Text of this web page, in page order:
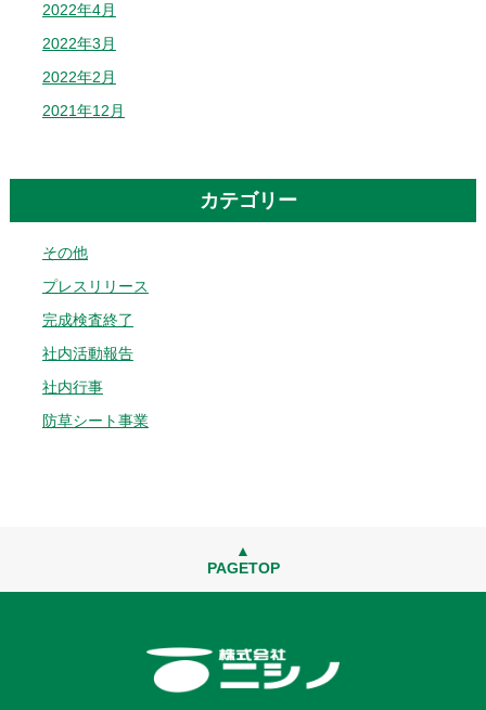
2022年4月
2022年3月
2022年2月
2021年12月
カテゴリー
その他
プレスリリース
完成検査終了
社内活動報告
社内行事
防草シート事業
▲
PAGETOP